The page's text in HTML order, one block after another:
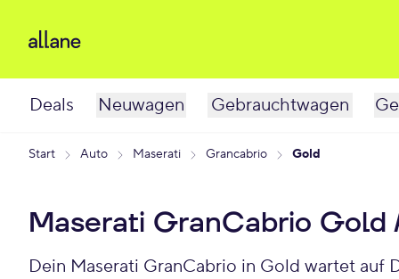
Deals Neuwagen Gebrauchtwagen
Start Auto Maserati Grancabrio Gold
Maserati GranCabrio Gold
Dein Maserati GranCabrio in Gold wartet auf